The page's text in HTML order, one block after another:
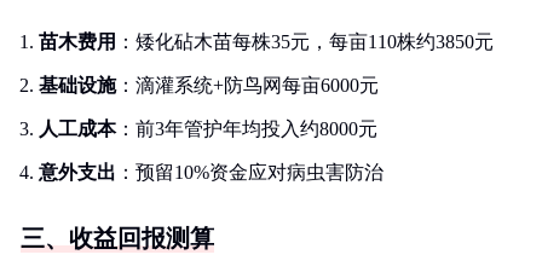
苗木费用 ：矮化砧木苗每株35元，每亩110株约3850元
基础设施：滴灌系统+防鸟网每亩6000元
人工成本：前3年管护年均投入约8000元
意外支出 ：预留10%资金应对病虫害防治
三、收益回报测算